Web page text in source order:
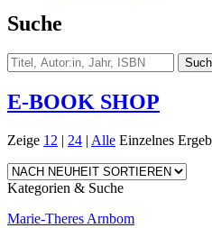
Suche
E-BOOK SHOP
Zeige 12 | 24 | Alle Einzelnes
Kategorien & Suche
Marie-Theres Arnbom